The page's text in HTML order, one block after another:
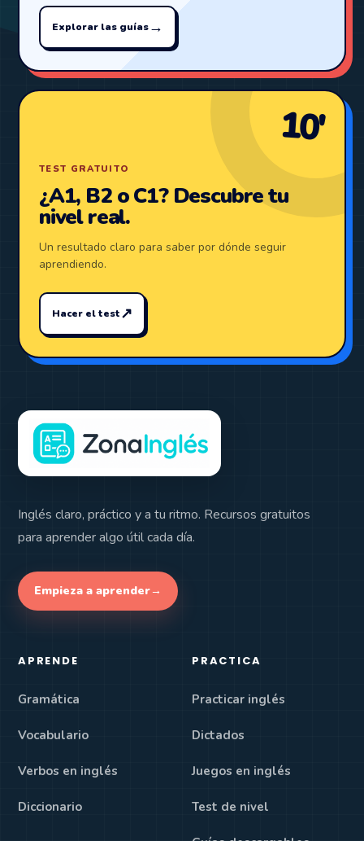
Explorar las guías→
10′
TEST GRATUITO
¿A1, B2 o C1? Descubre tu
nivel real.
Un resultado claro para saber por dónde seguir
aprendiendo.
Hacer el test↗
Inglés claro, práctico y a tu ritmo. Recursos gratuitos
para aprender algo útil cada día.
Empieza a aprender→
APRENDE
Gramática
Vocabulario
Verbos en inglés
Diccionario
PRACTICA
Practicar inglés
Dictados
Juegos en inglés
Test de nivel